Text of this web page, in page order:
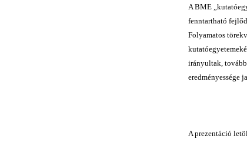
A BME
fenntartható
Folyamatos
irányultak, tovább
eredményessége
A prezentáció